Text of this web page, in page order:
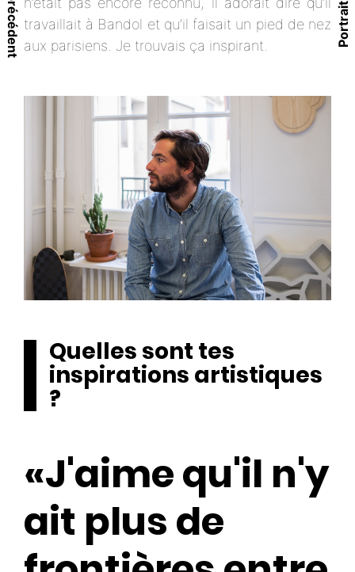
travaillait à Bandol et qu’il faisait un pied de nez
aux parisiens. Je trouvais ça inspirant.
Quelles sont tes
inspirations artistiques
?
«J'aime qu'il n'y
ait plus de